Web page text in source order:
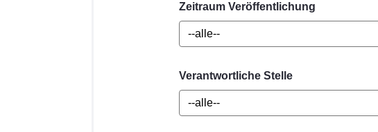
Zeitraum Veröffentlichung
Verantwortliche Stelle